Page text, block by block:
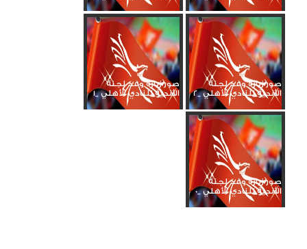
صور زيارة وفد لجنة
الأندية للنادي الأهلي _2
صور زيارة وفد لجنة
الأندية للنادي الأهلي _1
صور زيارة وفد لجنة
الأندية للنادي الأهلي _0